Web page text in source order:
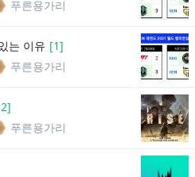
푸른용가리
는 이유 [1]
푸른용가리
]
푸른용가리